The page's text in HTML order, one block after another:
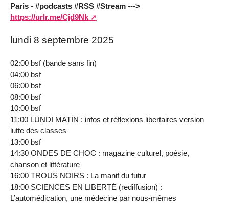
Paris - #podcasts #RSS #Stream --->
https://urlr.me/Cjd9Nk
lundi 8 septembre 2025
02:00 bsf (bande sans fin)
04:00 bsf
06:00 bsf
08:00 bsf
10:00 bsf
11:00 LUNDI MATIN : infos et réflexions libertaires version
lutte des classes
13:00 bsf
14:30 ONDES DE CHOC : magazine culturel, poésie,
chanson et littérature
16:00 TROUS NOIRS : La manif du futur
18:00 SCIENCES EN LIBERTÉ (rediffusion) :
L’automédication, une médecine par nous‐mêmes